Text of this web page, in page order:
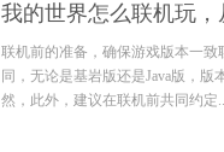
我的世界怎么联机玩
联机前的准备，确保游戏版本一
同，无论是基岩版还是Java版，
然，此外，建议在联机前共同约定